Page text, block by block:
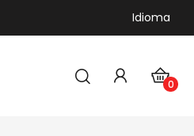
Idioma
0